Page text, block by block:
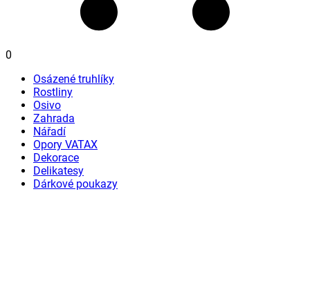
0
Osázené truhlíky
Rostliny
Osivo
Zahrada
Nářadí
Opory VATAX
Dekorace
Delikatesy
Dárkové poukazy